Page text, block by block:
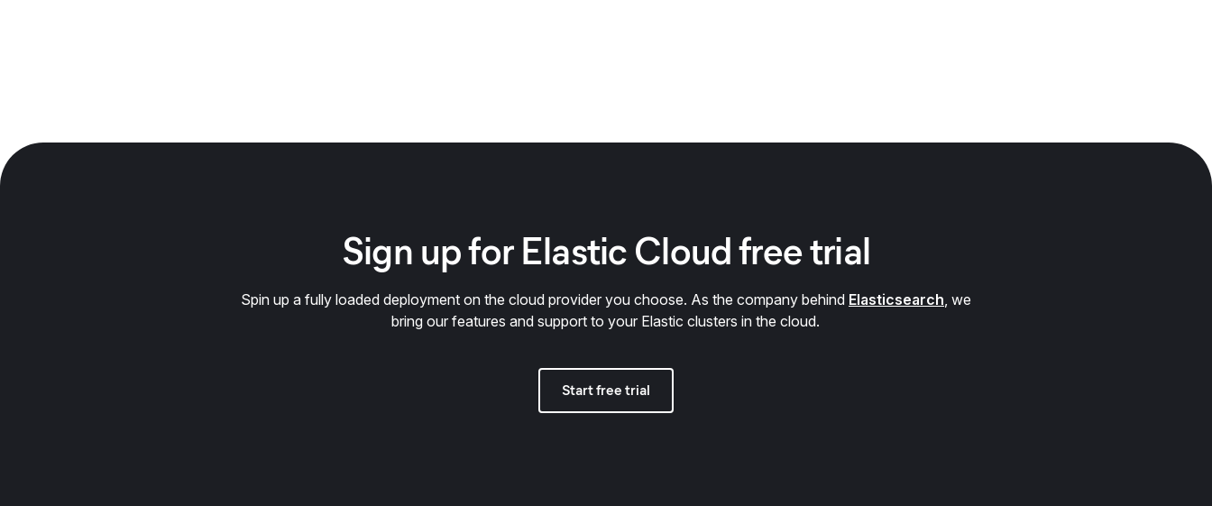
Sign up for Elastic Cloud free trial
Spin up a fully loaded deployment on the cloud provider you choose. As the company behind Elasticsearch , we
bring our features and support to your Elastic clusters in the cloud.
Start free trial